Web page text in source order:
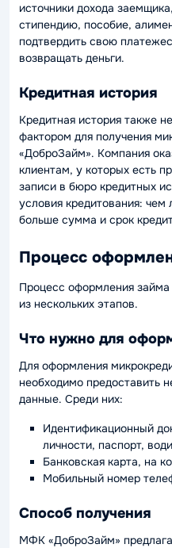
источники дохода
стипендию, пособие,
подтвердить свою
возвращать деньги.
Кредитная история
Кредитная история также
фактором для получения
«ДоброЗайм». Компания
клиентам, у которых есть
записи в бюро кредитных
условия кредитования: чем
больше сумма и срок
Процесс
Процесс оформления
из нескольких этапов.
Что нужно для
Для оформления
необходимо предоставить
данные. Среди них:
Идентификационный
личности, паспорт,
Банковская карта, на
Мобильный номер
Способ получения
МФК «ДоброЗайм»